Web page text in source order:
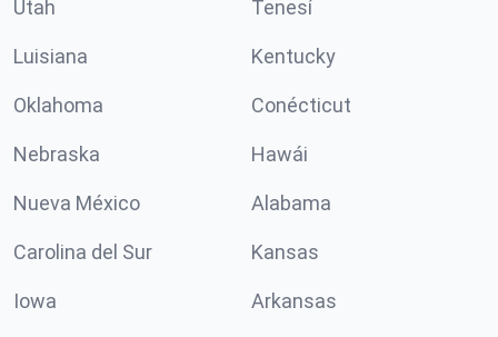
Utah Tenesí
Luisiana Kentucky
Oklahoma Conécticut
Nebraska Hawái
Nueva México Alabama
Carolina del Sur Kansas
Iowa Arkansas